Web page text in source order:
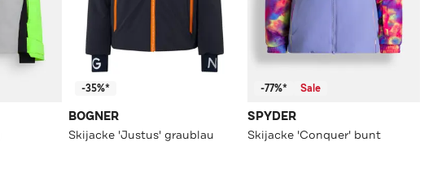
-35%*
BOGNER
Skijacke 'Justus' graublau
-77%* Sale
SPYDER
Skijacke 'Conquer' bunt